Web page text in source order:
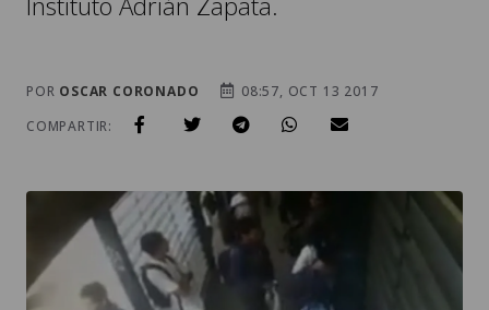
POR OSCAR CORONADO
08:57, OCT 13 2017
COMPARTIR: